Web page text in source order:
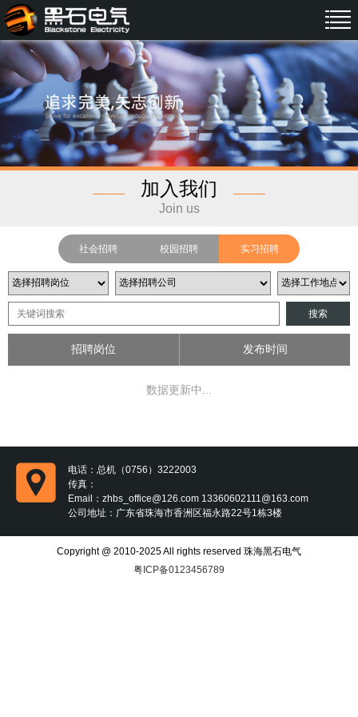
加入我们
Join us
社会招聘 校园招聘 实习招聘
搜索
招聘岗位 发布时间
数据更新中...
电话： 总机（0756）3222003
传真：
Email： zhbs_office@126.com 13360602111@163.com
公司地址： 广东省珠海市香洲区福永路22号1栋3楼
Copyright @ 2010-2025 All rights reserved 珠海黑石电气
粤ICP备0123456789